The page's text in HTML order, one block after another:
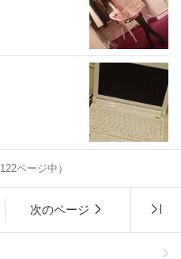
122ページ中）
次のページ